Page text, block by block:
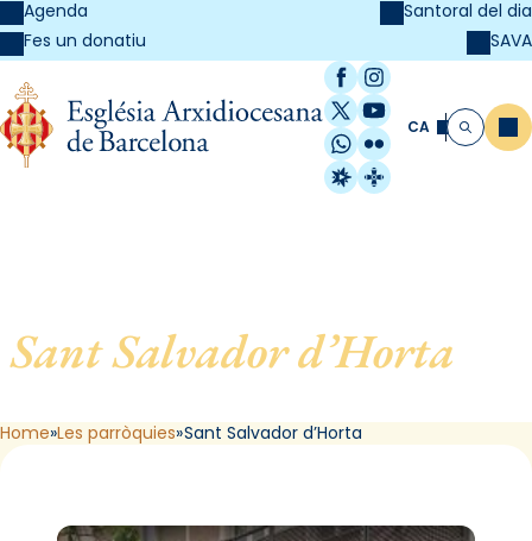
Agenda
Fes un donatiu
Santoral del dia
SAVA
Facebook
Instagram
X / Twitter
YouTube
WhatsApp
Flickr
Radio Estel
Catalunya
CA Cerca
Sant Salvador d’Horta
Home Les parròquies Sant Salvador d’Horta